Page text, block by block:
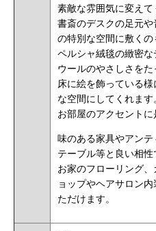
素敵な雰囲気に変えて
書斎のデスクの足元
の特別な空間に敷くの
ペルシャ絨毯の緻密
ウールのやさしさをた
床に絵を飾っている
な空間にしてくれます
お部屋のアクセントに
味のある家具やアン
テーブル等と良い相性
お家のフローリング
ョップやヘアサロン
ただけます。